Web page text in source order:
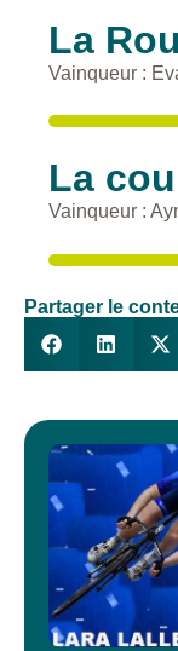
La
Vainqueur :
La
Vainqueur :
Partager le